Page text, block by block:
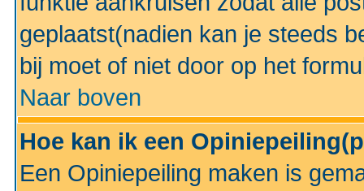
geplaatst(nadien kan je steeds
bij moet of niet door op het
Naar boven
Hoe kan ik een
Een Opiniepeiling maken is